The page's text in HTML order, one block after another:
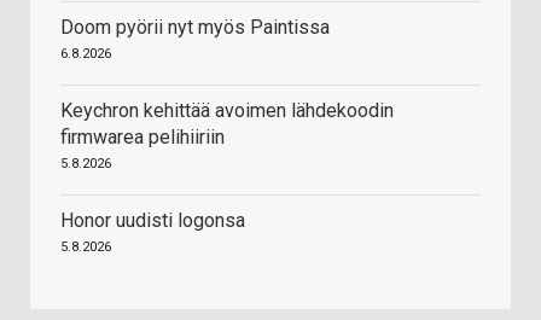
Doom pyörii nyt myös Paintissa
6.8.2026
Keychron kehittää avoimen lähdekoodin
firmwarea pelihiiriin
5.8.2026
Honor uudisti logonsa
5.8.2026